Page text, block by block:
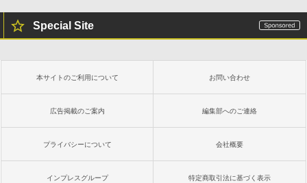
Special Site
本サイトのご利用について お問い合わせ
広告掲載のご案内 編集部へのご連絡
プライバシーについて 会社概要
インプレスグループ 特定商取引法に基づく表示